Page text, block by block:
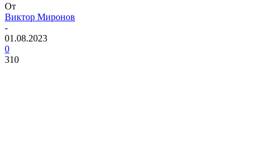
От
Виктор Миронов
-
01.08.2023
0
310